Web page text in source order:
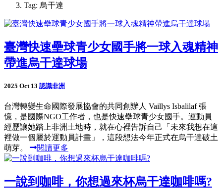
Tag: 烏干達
臺灣快速壘球青少女國手將一球入魂精神
帶進烏干達球場
2025 Oct 13 認識非洲
台灣轉變生命國際發展協會的共同創辦人 Vaillys Isbalilaf 張
憶，是國際NGO工作者，也是快速壘球青少女國手。運動員
經歷讓她踏上非洲土地時，就在心裡告訴自己「未來我想在這
裡做一個屬於運動員計畫」，這段想法今年正式在烏干達破土
萌芽。
閱讀更多
一說到咖啡，你想過來杯烏干達咖啡嗎?